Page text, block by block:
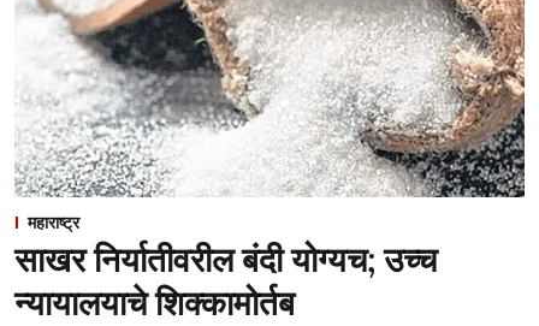
महाराष्ट्र
साखर निर्यातीवरील बंदी योग्यच; उच्च
न्यायालयाचे शिक्कामोर्तब